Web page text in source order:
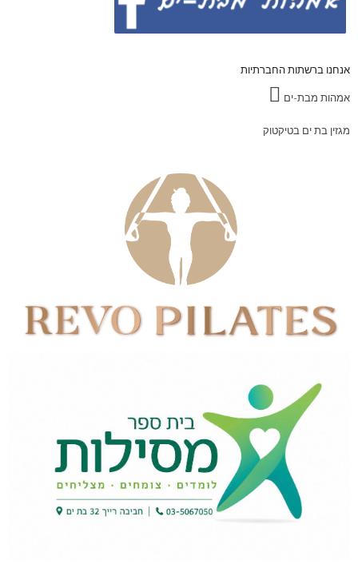
אנחנו ברשתות החברתיות
אמהות מבת-ים
מגזין בת ים בטיקטוק